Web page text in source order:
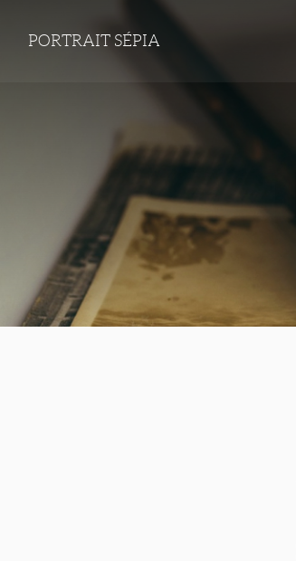
PORTRAIT SÉPIA